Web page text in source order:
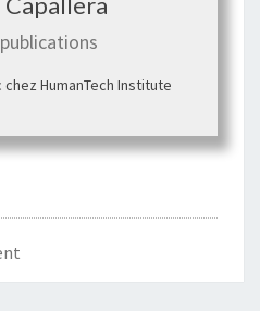
HumanTech Institute